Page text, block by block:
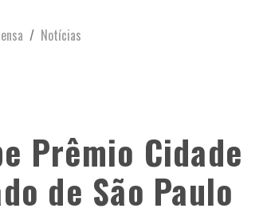
Notícias
Prêmio Cidade
de São Paulo